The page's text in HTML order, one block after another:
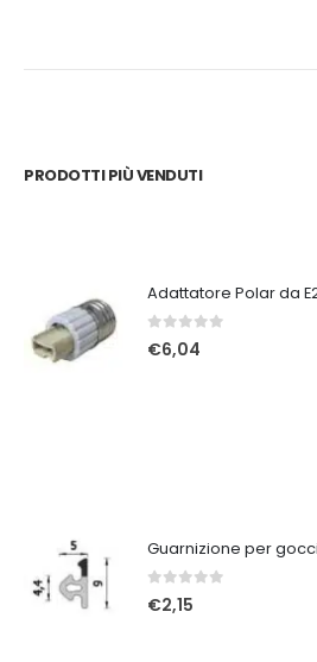
PRODOTTI PIÙ VENDUTI
Adattatore Polar da
0Su 5
€6,04
Guarnizione per
0Su 5
€2,15